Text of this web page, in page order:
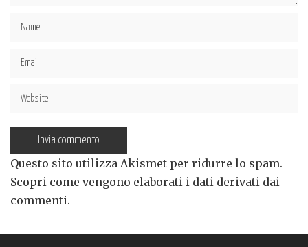
Questo sito utilizza Akismet per ridurre lo spam.
Scopri come vengono elaborati i dati derivati dai
commenti.